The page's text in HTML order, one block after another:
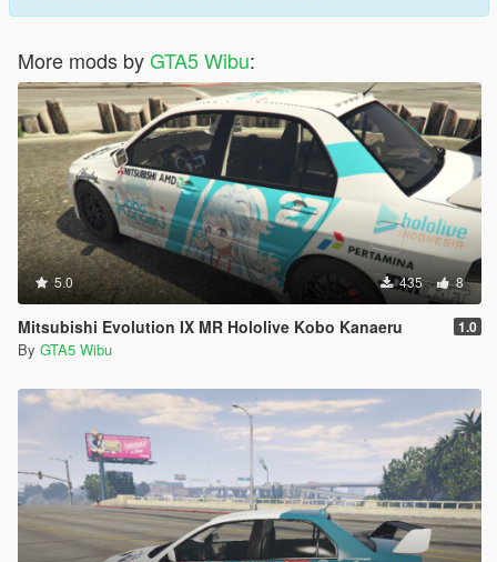
More mods byGTA5 Wibu:
5.0 435 8
Mitsubishi Evolution IX MR Hololive Kobo Kanaeru 1.0
By GTA5 Wibu